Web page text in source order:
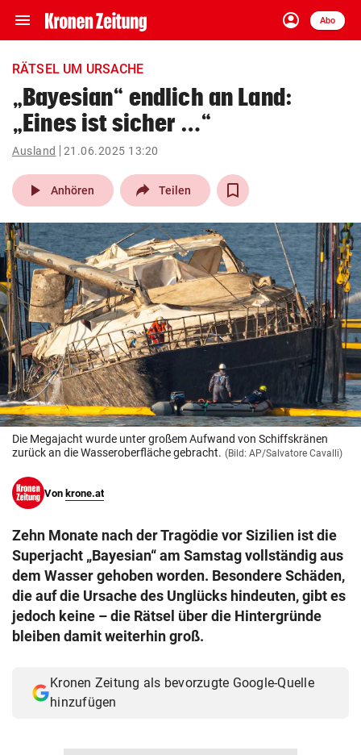
menu Navigation
ein-/ausklappen
account_circle
Anmelden
Abo
close Schließen
account_circle Anmelden
pin_drop
Wien arrow_right
bookmark
search
Suchbegriff
eingeben
© Krone Multimedia GmbH & Co KG 2026
Muthgasse 2, 1190 Wien
RÄTSEL UM URSACHE
„Bayesian“ endlich an Land:
„Eines ist sicher …“
Ausland 21.06.2025 13:20
play_arrow Anhören Teilen
Die Megajacht wurde unter großem Aufwand von Schiffskränen
zurück an die Wasseroberfläche gebracht. (Bild: AP/Salvatore Cavalli)
Von krone.at
Zehn Monate nach der Tragödie vor Sizilien ist die
Superjacht „Bayesian“ am Samstag vollständig aus
dem Wasser gehoben worden. Besondere Schäden,
die auf die Ursache des Unglücks hindeuten, gibt es
jedoch keine – die Rätsel über die Hintergründe
bleiben damit weiterhin groß.
Kronen Zeitung als bevorzugte Google-Quelle
hinzufügen